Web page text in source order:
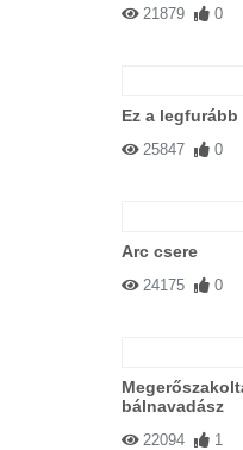
21879 0
Ez a
25847 0
Arc csere
24175 0
bálnavadász
22094 1